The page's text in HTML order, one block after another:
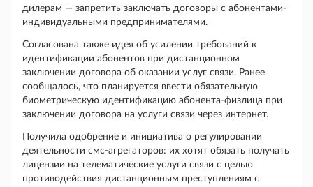
дилерам — запретить заключать договоры с абонентами-
индивидуальными предпринимателями.
Согласована также идея об усилении требований к
идентификации абонентов при дистанционном
заключении договора об оказании услуг связи. Ранее
сообщалось, что планируется ввести обязательную
биометрическую идентификацию абонента-физлица при
заключении договора на услуги связи через интернет.
Получила одобрение и инициатива о регулировании
деятельности смс-агрегаторов: их хотят обязать получать
лицензии на телематические услуги связи с целью
противодействия дистанционным преступлениям с